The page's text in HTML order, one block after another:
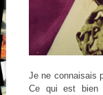
Je ne connaisais
Ce qui est bien